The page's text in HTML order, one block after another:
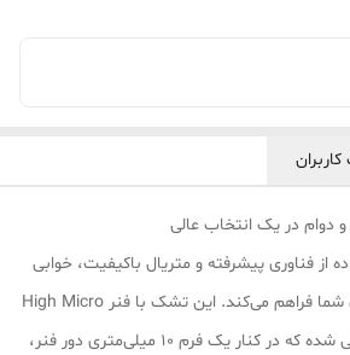
در یک انتخاب عالی
فناوری پیشرفته و متریال باکیفیت، خوابی
آسوده و لذت‌بخش را برای شما فراهم می‌کند. این تشک با فنر High Micro
به صورت عرض‌بافت طراحی شده که در کنار یک فرم ۱۰ میلی‌متری دور فنر،